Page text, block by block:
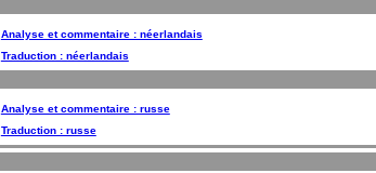
Analyse et commentaire : néerlandais
Traduction : néerlandais
Analyse et commentaire : russe
Traduction : russe